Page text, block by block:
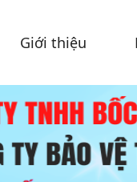
Giới thiệu